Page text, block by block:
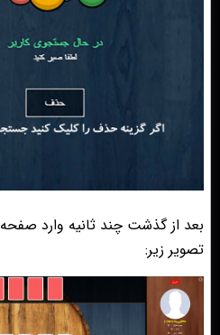
بعد از گذشت چند ثانیه وارد
تصویر زیر: